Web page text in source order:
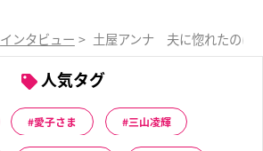
インタビュー > 土屋アンナ 夫に惚れたのは
人気タグ
愛子さま 三山凌輝